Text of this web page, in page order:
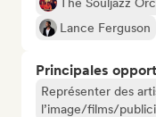
Lance Ferguson
Principales
Représenter des
l’image/films/